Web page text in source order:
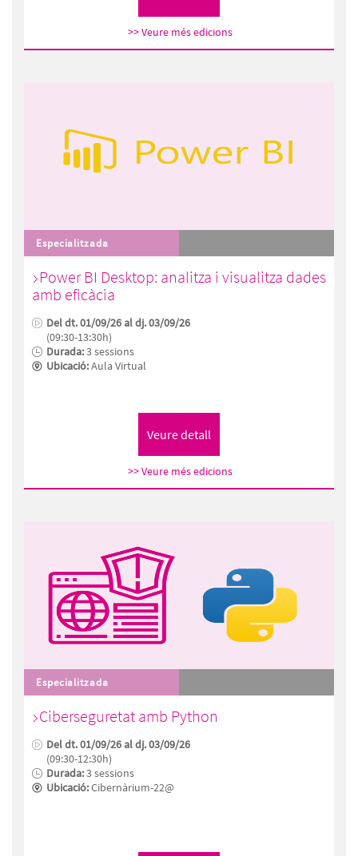
>> Veure més edicions
Especialitzada
Power BI Desktop: analitza i visualitza dades
amb eficàcia
Del dt. 01/09/26 al dj. 03/09/26
(09:30-13:30h)
Durada:3 sessions
Ubicació:Aula Virtual
>> Veure més edicions
Especialitzada
Ciberseguretat amb Python
Del dt. 01/09/26 al dj. 03/09/26
(09:30-12:30h)
Durada:3 sessions
Ubicació:Cibernàrium-22@